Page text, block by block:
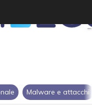
Malware e attacchi